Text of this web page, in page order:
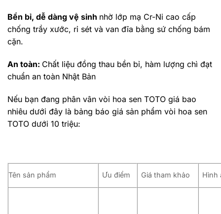
Bền bỉ, dễ dàng vệ sinh nhờ lớp mạ Cr-Ni cao cấp
chống trầy xước, rỉ sét và van đĩa bằng sứ chống bám
cặn.
An toàn: Chất liệu đồng thau bền bỉ, hàm lượng chì đạt
chuẩn an toàn Nhật Bản
Nếu bạn đang phân vân vòi hoa sen TOTO giá bao
nhiêu dưới đây là bảng báo giá sản phẩm vòi hoa sen
TOTO dưới 10 triệu:
Tên sản phẩm Ưu điểm Giá tham khảo Hình